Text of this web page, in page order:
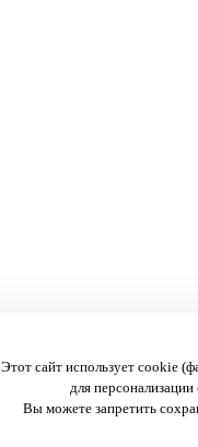
Этот сайт использует cookie
для персонализации
Вы можете запретить